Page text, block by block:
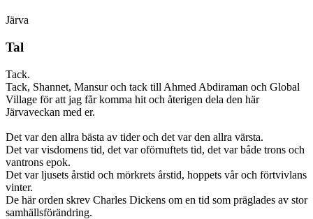
Järva
Tal
Tack.
Tack, Shannet, Mansur och tack till Ahmed Abdiraman och Global
Village för att jag får komma hit och återigen dela den här
Järvaveckan med er.
Det var den allra bästa av tider och det var den allra värsta.
Det var visdomens tid, det var oförnuftets tid, det var både trons och
vantrons epok.
Det var ljusets årstid och mörkrets årstid, hoppets vår och förtvivlans
vinter.
De här orden skrev Charles Dickens om en tid som präglades av stor
samhällsförändring.